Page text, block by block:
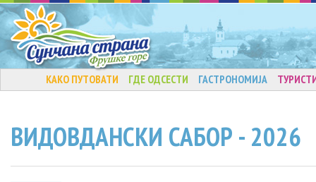
КАКО ПУТОВАТИ ГДЕ ОДСЕСТИ ГАСТРОНОМИЈА
ВИДОВДАНСКИ САБОР - 2026